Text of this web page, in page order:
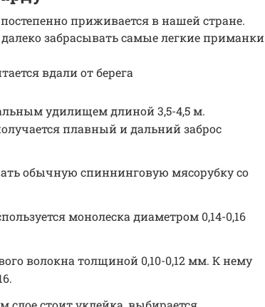
приживается в нашей стране.
забрасывать самые легкие приманки
вдали от берега
удилищем длиной 3,5-4,5 м.
плавный и дальний заброс
обычную спиннинговую мясорубку со
монолеска диаметром 0,14-0,16
волокна толщиной 0,10-0,12 мм. К нему